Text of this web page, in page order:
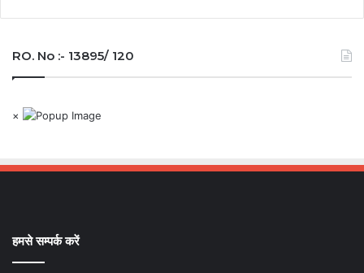
RO. No :- 13895/ 120
×
हमसे सम्पर्क करें